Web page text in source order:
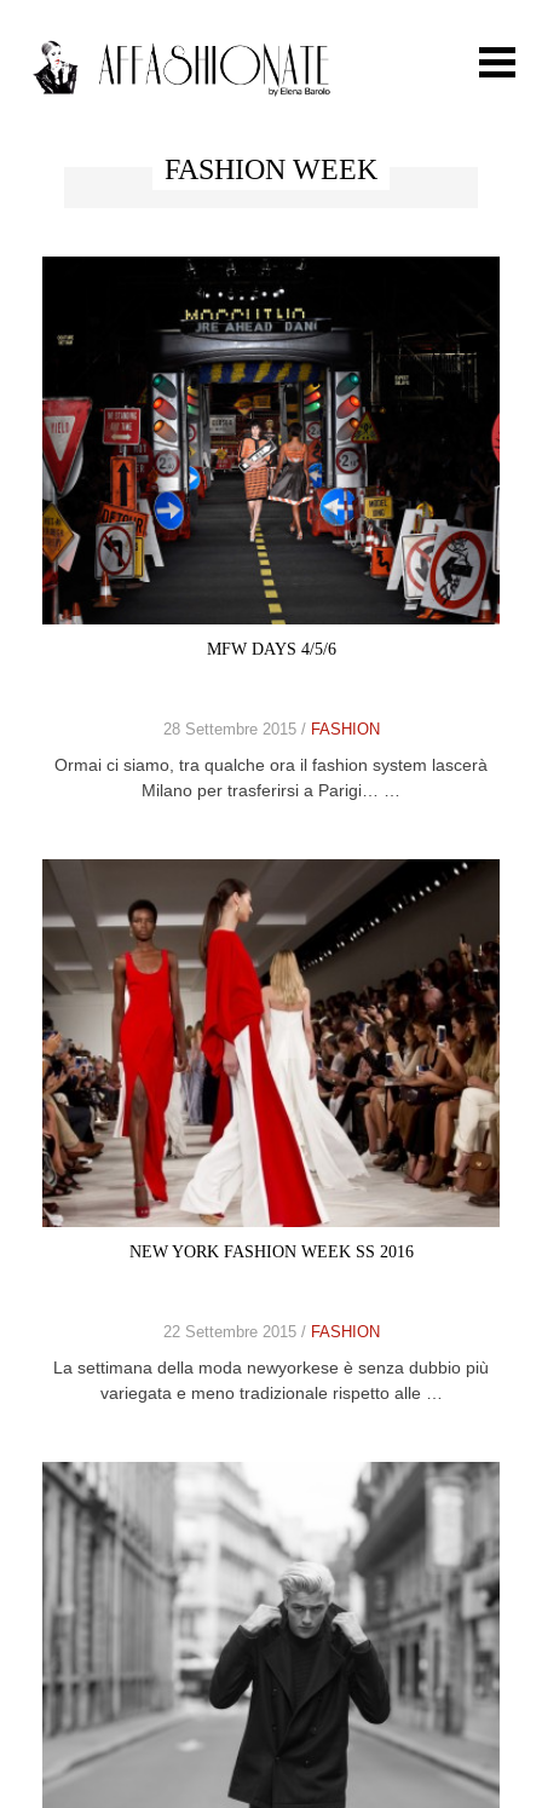
FASHION
OUTFIT
BEAUTY
TRAVEL
PARTIES
CONTACT
HOME
FASHION WEEK
MFW DAYS 4/5/6
28 Settembre 2015 / FASHION
Ormai ci siamo, tra qualche ora il fashion system lascerà
Milano per trasferirsi a Parigi… …
NEW YORK FASHION WEEK SS 2016
22 Settembre 2015 / FASHION
La settimana della moda newyorkese è senza dubbio più
variegata e meno tradizionale rispetto alle …